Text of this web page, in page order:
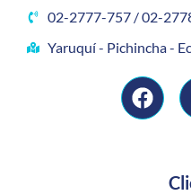
02-2777-757 / 02-
Yaruquí - Pichincha -